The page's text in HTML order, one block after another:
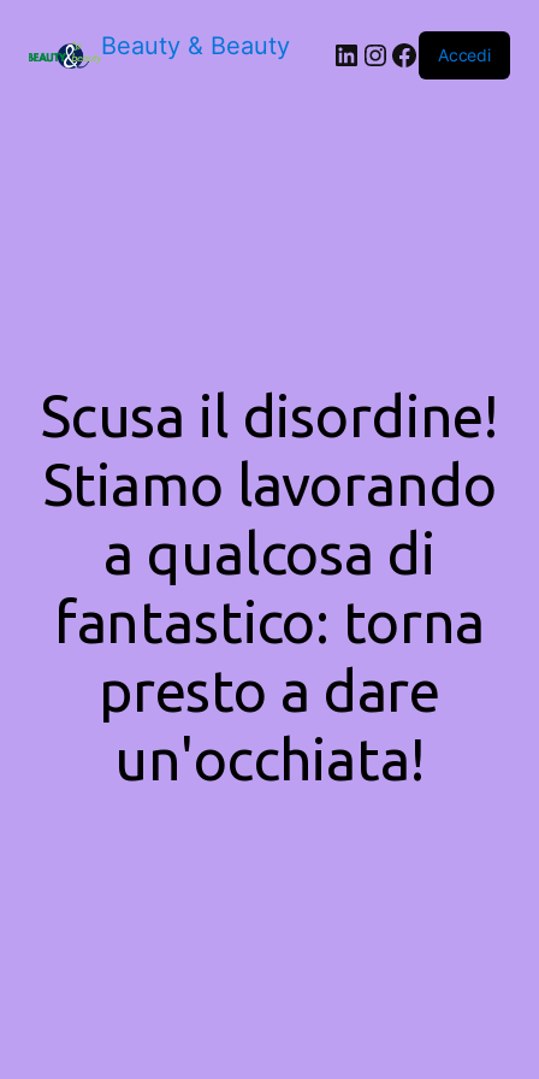
Beauty & Beauty LinkedIn
Instagram
Facebook
Accedi
Scusa il disordine!
Stiamo lavorando
a qualcosa di
fantastico: torna
presto a dare
un'occhiata!